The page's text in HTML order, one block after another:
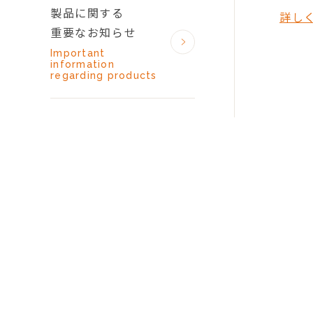
詳し
製品に関する
重要なお知らせ
Important
information
regarding products